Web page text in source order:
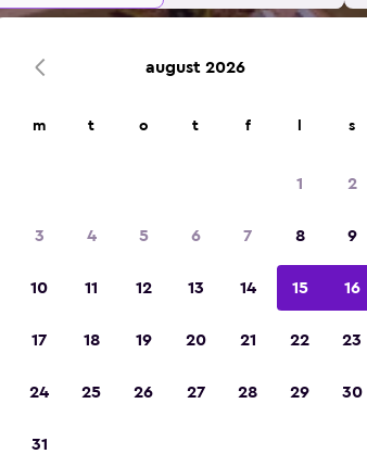
august 2026
m t o t f s
1 2
3 4 5 6 7 8 9
10 11 12 13 14 15 16
17 18 19 20 21 22 23
24 25 26 27 28 29 30
31